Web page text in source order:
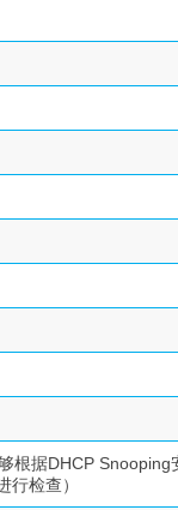
根据DHCP Snooping
行检查）